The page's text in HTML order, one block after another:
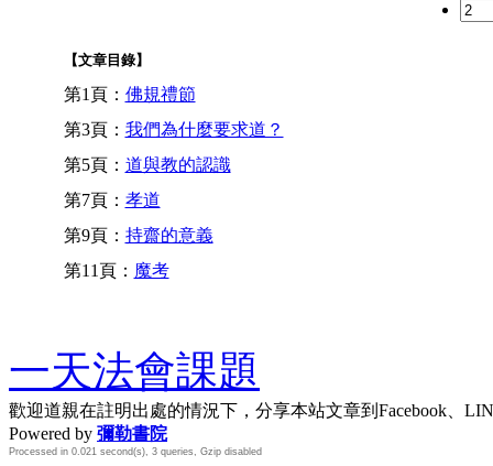
【文章目錄】
第1頁： 佛規禮節
第3頁： 我們為什麼要求道？
第5頁： 道與教的認識
第7頁： 孝道
第9頁： 持齋的意義
第11頁： 魔考
一天法會課題
歡迎道親在註明出處的情況下，分享本站文章到Facebook、
Powered by 彌勒書院
Processed in 0.021 second(s), 3 queries, Gzip disabled